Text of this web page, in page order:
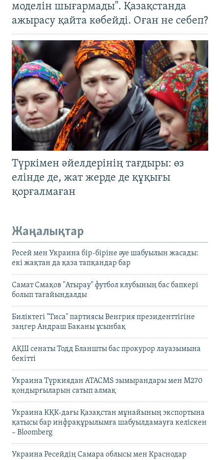
моделін шығармады". Қазақстанда
ажырасу қайта көбейді. Оған не себеп?
Түркімен әйелдерінің тағдыры: өз
елінде де, жат жерде де құқығы
қорғалмаған
Жаңалықтар
Ресей мен Украина бір-біріне әуе шабуылын жасады:
екі жақтан да қаза тапқандар бар
Самат Смақов "Атырау" футбол клубының бас бапкері
болып тағайындалды
Биліктегі "Тиса" партиясы Венгрия президенттігіне
заңгер Андраш Баканы ұсынбақ
АҚШ сенаты Тодд Бланшты бас прокурор лауазымына
бекітті
Украина Түркиядан ATACMS зымырандары мен M270
қондырғыларын сатып алмақ
Украина КҚК-дағы Қазақстан мұнайының экспортына
қатысы бар инфрақұрылымға шабуылдамауға келіскен
– Bloomberg
Украина Ресейдің Самара облысы мен Краснодар